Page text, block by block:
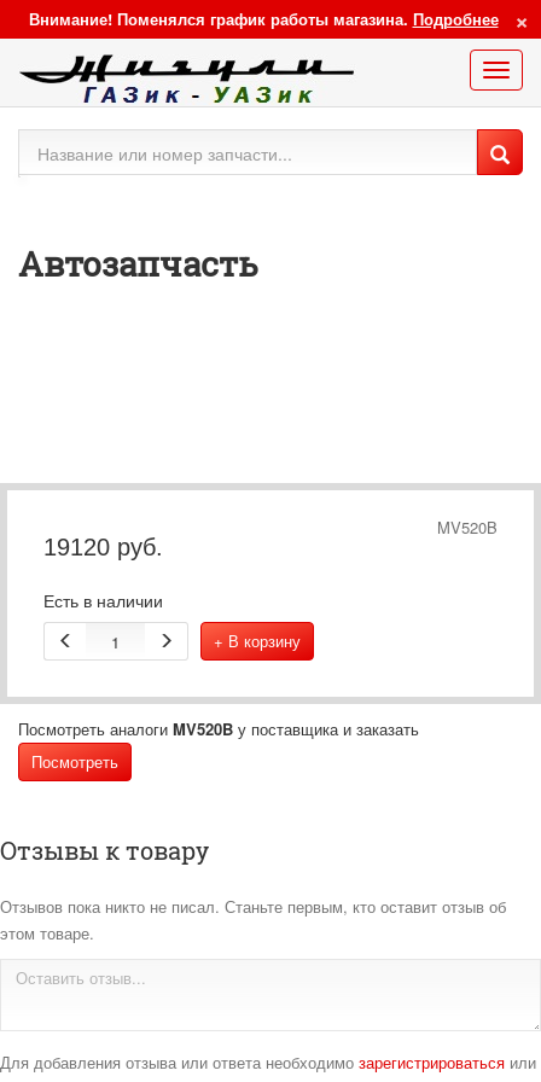
×
Внимание! Поменялся график работы магазина. Подробнее
Меню
Автозапчасть
19120 руб.
MV520B
Есть в наличии
+ В корзину
Посмотреть аналоги MV520B у поставщика и заказать
Посмотреть
Отзывы к товару
Отзывов пока никто не писал. Станьте первым, кто оставит отзыв об
этом товаре.
Для добавления отзыва или ответа необходимо зарегистрироваться или